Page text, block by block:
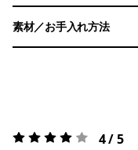
素材／お手入れ方法
評価:4 / 5 4 / 5